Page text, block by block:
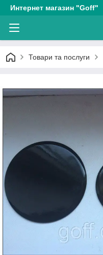
Интернет магазин "Goff"
Товари та послуги